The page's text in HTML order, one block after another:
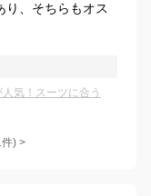
り、そちらもオス
気！スーツに合う
件) >